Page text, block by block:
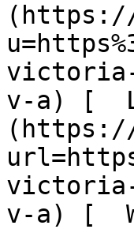
(https://
victoria-
v-a) [
(https://
victoria-
v-a) [